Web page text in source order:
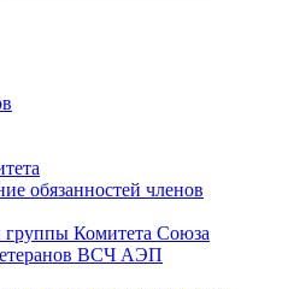
обязанностей членов
Комитета Союза
ВСЧ АЭП